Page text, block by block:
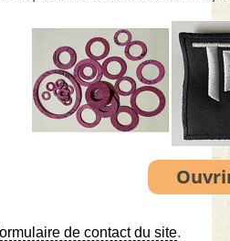
de contact du site.